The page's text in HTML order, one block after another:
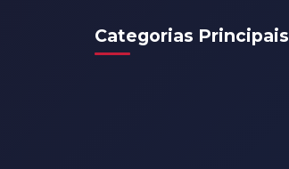
Categorias Principais